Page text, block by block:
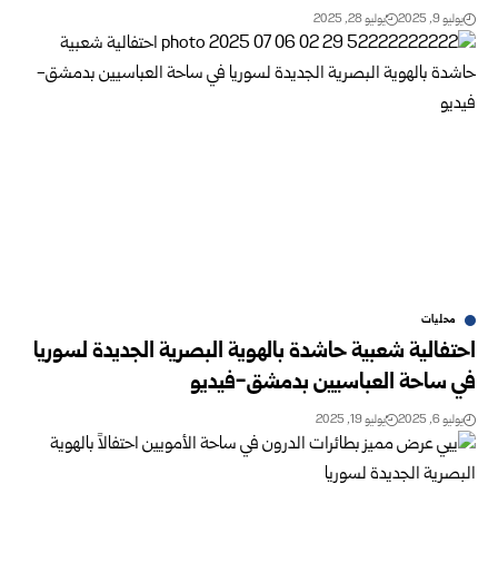
يوليو 9, 2025 يوليو 28, 2025
محليات
احتفالية شعبية حاشدة بالهوية البصرية الجديدة لسوريا
في ساحة العباسيين بدمشق-فيديو
يوليو 6, 2025 يوليو 19, 2025